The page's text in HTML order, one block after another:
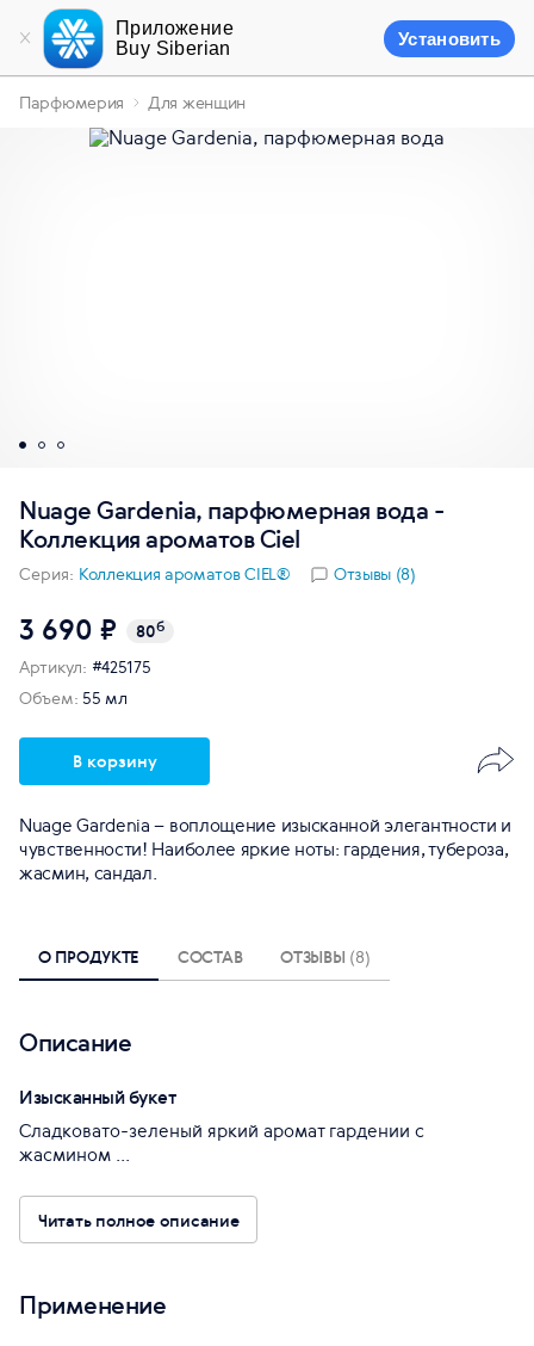
Приложение
Buy Siberian
Установить
Парфюмерия Для женщин
Nuage Gardenia, парфюмерная вода -
Коллекция ароматов Ciel
Серия: Коллекция ароматов CIEL® Отзывы (8)
Nuage Gardenia – воплощение изысканной элегантности и
чувственности! Наиболее яркие ноты: гардения, тубероза,
жасмин, сандал.
3 690 ₽ 80б
Артикул: #425175
Объем: 55 мл
В корзину
О ПРОДУКТЕ СОСТАВ ОТЗЫВЫ (8)
Описание
Изысканный букет
Сладковато-зеленый яркий аромат гардении с
жасмином ...
Читать полное описание
Применение